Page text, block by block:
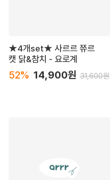
★4개set★ 사르르 쮸르
캣 닭&참치 - 요로계
52% 14,900원 31,600원